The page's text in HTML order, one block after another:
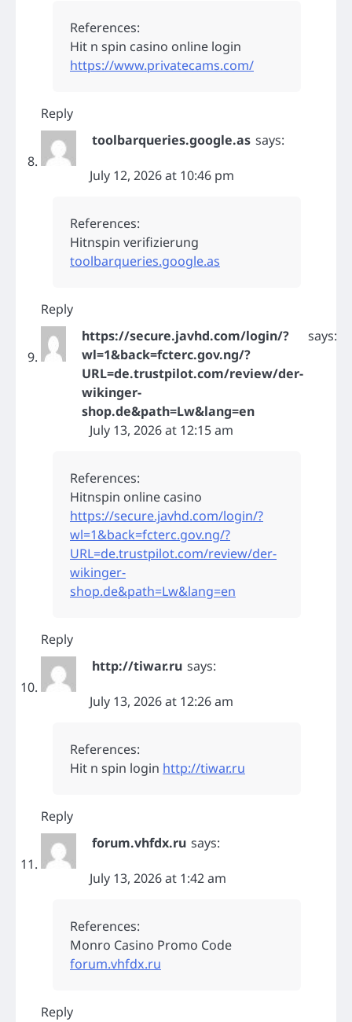
References:
Hit n spin casino online login
https://www.privatecams.com/
Reply
toolbarqueries.google.as says:
July 12, 2026 at 10:46 pm
References:
Hitnspin verifizierung
toolbarqueries.google.as
Reply
https://secure.javhd.com/login/?
wl=1&back=fcterc.gov.ng/?
URL=de.trustpilot.com/review/der-
wikinger-
shop.de&path=Lw&lang=en
says:
July 13, 2026 at 12:15 am
References:
Hitnspin online casino
https://secure.javhd.com/login/?
wl=1&back=fcterc.gov.ng/?
URL=de.trustpilot.com/review/der-
wikinger-
shop.de&path=Lw&lang=en
Reply
http://tiwar.ru says:
July 13, 2026 at 12:26 am
References:
Hit n spin login http://tiwar.ru
Reply
forum.vhfdx.ru says:
July 13, 2026 at 1:42 am
References:
Monro Casino Promo Code
forum.vhfdx.ru
Reply